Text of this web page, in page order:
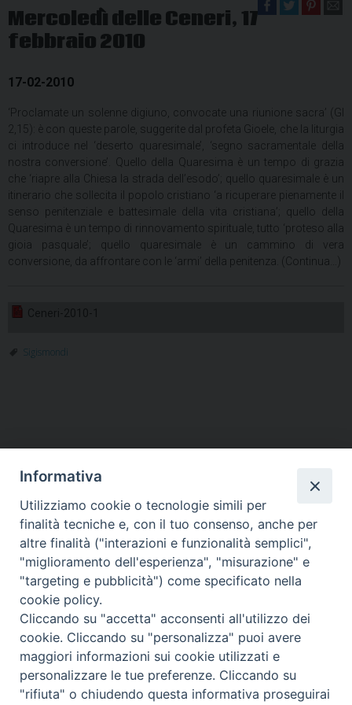
Mercoledì delle Ceneri, 17
febbraio 2010
17-02-2010
‘Proclamate un solenne digiuno, convocate una riunione sacra’ (Gl
2,15): è con queste parole, suggerite dal profeta Gioele, che la liturgia
ci introduce nel ‘deserto quaresimale’, ‘segno sacramentale della
nostra conversione’. Quello della Quaresima è un tempo di grazia
che ‘riapre alla Chiesa la strada dell’esodo’; quello quaresimale è un
itinerario che sollecita il popolo cristiano ‘a ricuperare pienamente il
senso penitenziale e battesimale della vita cristiana’; quello della
Quaresima è un tempo di rinnovamento spirituale, tutto ‘proteso alla
gioia pasquale’; quello quaresimale è un cammino di vera
conversione, da affrontare con le ‘armi’ della penitenza. (Continua…)
Sigismondi
HOME VESCOVO ORARI MESSE
CURIA VESCOVILE
TUTELA MINORI
UFFICI PASTORALI PERSONE
VITA CONSACRATA
DOCUMENTI
CONTATTI
Copyright © 2018 Diocesi di Foligno /Curia . Piazza Mons. Faloci 3 - 06034
tel. 0742 350473 fax 0742 349021 email: info@diocesidifoligno.it . pec:
diocesidifoligno@pec.it
Informativa
Utilizziamo cookie o tecnologie simili per
finalità tecniche e, con il tuo consenso, anche per
altre finalità ("interazioni e funzionalità semplici",
"miglioramento dell'esperienza", "misurazione" e
"targeting e pubblicità") come specificato nella
cookie policy.
Cliccando su "accetta" acconsenti all'utilizzo dei
cookie. Cliccando su "personalizza" puoi avere
maggiori informazioni sui cookie utilizzati e
personalizzare le tue preferenze. Cliccando su
"rifiuta" o chiudendo questa informativa proseguirai